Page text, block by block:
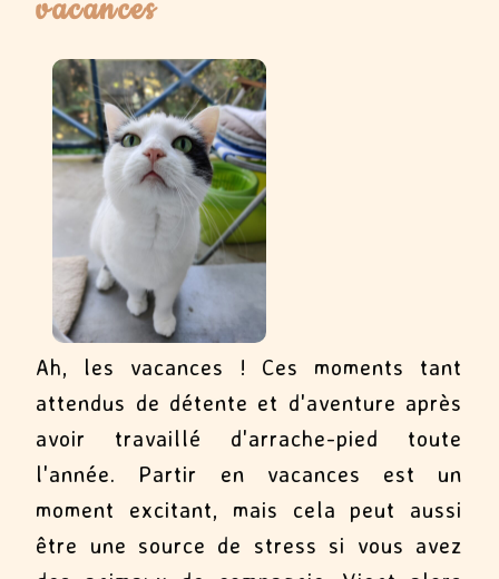
vacances
Ah, les vacances ! Ces moments tant
attendus de détente et d'aventure après
avoir travaillé d'arrache-pied toute
l'année. Partir en vacances est un
moment excitant, mais cela peut aussi
être une source de stress si vous avez